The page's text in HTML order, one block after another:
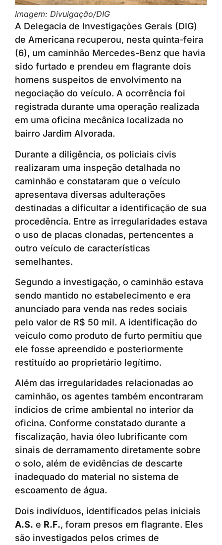
Imagem: Divulgação/DIG
A Delegacia de Investigações Gerais (DIG)
de Americana recuperou, nesta quinta-feira
(6), um caminhão Mercedes-Benz que havia
sido furtado e prendeu em flagrante dois
homens suspeitos de envolvimento na
negociação do veículo. A ocorrência foi
registrada durante uma operação realizada
em uma oficina mecânica localizada no
bairro Jardim Alvorada.
Durante a diligência, os policiais civis
realizaram uma inspeção detalhada no
caminhão e constataram que o veículo
apresentava diversas adulterações
destinadas a dificultar a identificação de sua
procedência. Entre as irregularidades estava
o uso de placas clonadas, pertencentes a
outro veículo de características
semelhantes.
Segundo a investigação, o caminhão estava
sendo mantido no estabelecimento e era
anunciado para venda nas redes sociais
pelo valor de R$ 50 mil. A identificação do
veículo como produto de furto permitiu que
ele fosse apreendido e posteriormente
restituído ao proprietário legítimo.
Além das irregularidades relacionadas ao
caminhão, os agentes também encontraram
indícios de crime ambiental no interior da
oficina. Conforme constatado durante a
fiscalização, havia óleo lubrificante com
sinais de derramamento diretamente sobre
o solo, além de evidências de descarte
inadequado do material no sistema de
escoamento de água.
Dois indivíduos, identificados pelas iniciais
A.S. e R.F., foram presos em flagrante. Eles
são investigados pelos crimes de